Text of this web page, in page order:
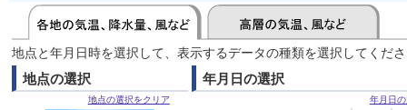
地点と年月日時を選択して、表示するデータの種類を選択してくだ
地点の選択
地点の選択をクリア
年月日の選択
年月日